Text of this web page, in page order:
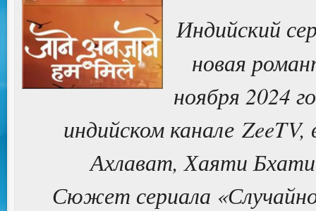
Индийский
новая
ноября 2024
индийском канале
Ахлават, Хаяти
Сюжет сериала